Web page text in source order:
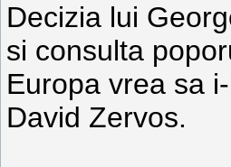
Decizia lui
si consulta
Europa vrea sa
David Zervos.